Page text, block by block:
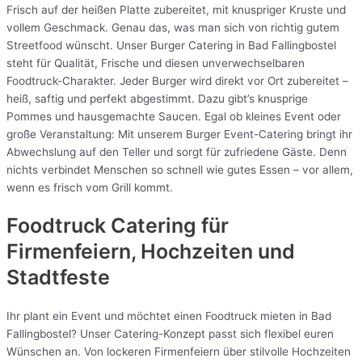
Frisch auf der heißen Platte zubereitet, mit knuspriger Kruste und
vollem Geschmack. Genau das, was man sich von richtig gutem
Streetfood wünscht. Unser Burger Catering in Bad Fallingbostel
steht für Qualität, Frische und diesen unverwechselbaren
Foodtruck-Charakter. Jeder Burger wird direkt vor Ort zubereitet –
heiß, saftig und perfekt abgestimmt. Dazu gibt’s knusprige
Pommes und hausgemachte Saucen. Egal ob kleines Event oder
große Veranstaltung: Mit unserem Burger Event-Catering bringt ihr
Abwechslung auf den Teller und sorgt für zufriedene Gäste. Denn
nichts verbindet Menschen so schnell wie gutes Essen – vor allem,
wenn es frisch vom Grill kommt.
Foodtruck Catering für
Firmenfeiern, Hochzeiten und
Stadtfeste
Ihr plant ein Event und möchtet einen Foodtruck mieten in Bad
Fallingbostel? Unser Catering-Konzept passt sich flexibel euren
Wünschen an. Von lockeren Firmenfeiern über stilvolle Hochzeiten